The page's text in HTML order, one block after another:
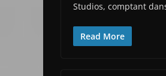
Studios, comptant
Read More